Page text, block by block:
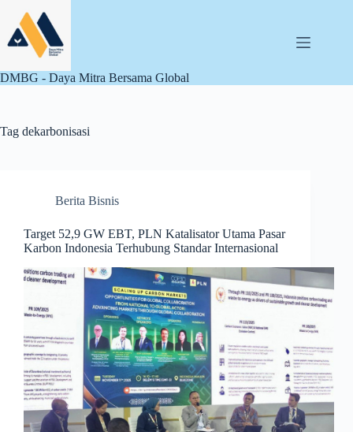
content
DMBG - Daya Mitra Bersama Global
Tag dekarbonisasi
Berita Bisnis
Target 52,9 GW EBT, PLN Katalisator Utama Pasar
Karbon Indonesia Terhubung Standar Internasional